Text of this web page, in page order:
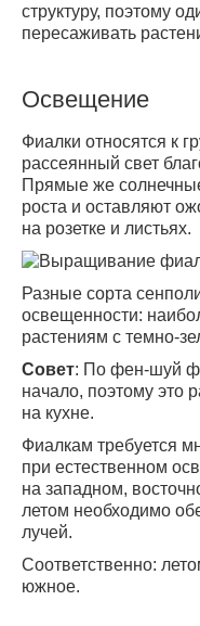
структуру, поэтому
пересаживать
Освещение
Фиалки относятся к
рассеянный свет
Прямые же
роста и оставляют
на розетке и листьях.
Разные сорта
освещенности:
растениям с темно-
Совет: По фен-шуй
начало, поэтому это
на кухне.
Фиалкам требуется
при естественном
на западном,
летом необходимо
лучей.
Соответственно:
южное.